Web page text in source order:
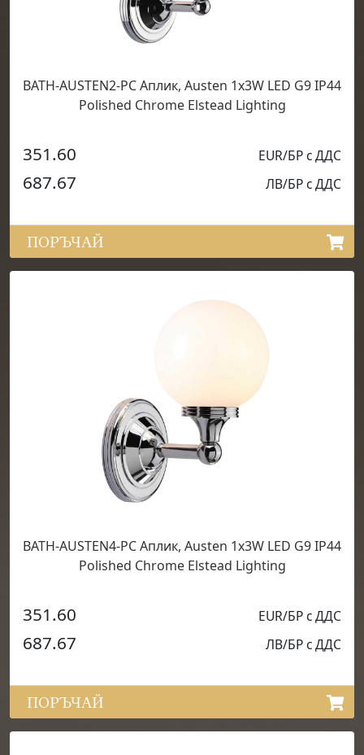
BATH-AUSTEN2-PC Аплик, Austen 1x3W LED G9 IP44
Polished Chrome Elstead Lighting
351.60 EUR/БР с ДДС
687.67 ЛВ/БР с ДДС
ПОРЪЧАЙ
BATH-AUSTEN4-PC Аплик, Austen 1x3W LED G9 IP44
Polished Chrome Elstead Lighting
351.60 EUR/БР с ДДС
687.67 ЛВ/БР с ДДС
ПОРЪЧАЙ